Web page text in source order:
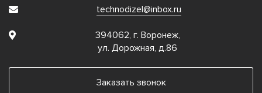
technodizel@inbox.ru
394062, г. Воронеж,
ул. Дорожная, д.86
Заказать звонок